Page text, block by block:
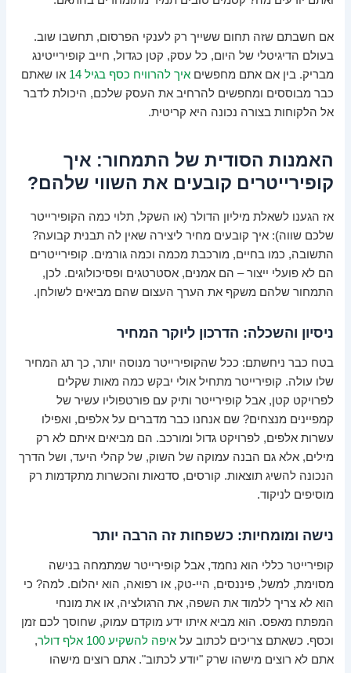
אם חשבתם שזה תחום ששייך רק לענקי הפרסום, תחשבו שוב.
בעולם הדיגיטלי של היום, כל עסק, קטן כגדול, חייב קופירייטינג
מבריק. בין אם אתם מחפשיםאיך להרוויח כסף בגיל 14
או שאתם
כבר מבוססים ומחפשים להרחיב את העסק שלכם, היכולת לדבר
אל הלקוחות בצורה נכונה היא קריטית.
האמנות הסודית של התמחור: איך
קופירייטרים קובעים את השווי שלהם?
אז הגענו לשאלת מיליון הדולר (או השקל, תלוי כמה הקופירייטר
שלכם שווה): איך קובעים מחיר ליצירה שאין לה תבנית קבועה?
התשובה, כמו בחיים, מורכבת מכמה וכמה גורמים. קופירייטרים
הם לא פועלי ייצור – הם אמנים, אסטרטגים ופסיכולוגים. לכן,
התמחור שלהם משקף את הערך העצום שהם מביאים לשולחן.
ניסיון והשכלה: הדרכון ליוקר המחיר
בטח כבר ניחשתם: ככל שהקופירייטר מנוסה יותר, כך תג המחיר
שלו עולה. קופירייטר מתחיל אולי יבקש כמה מאות שקלים
לפרויקט קטן, אבל קופירייטר ותיק עם פורטפוליו עשיר של
קמפיינים מנצחים? שם אנחנו כבר מדברים על אלפים, ואפילו
עשרות אלפים, לפרויקט גדול ומורכב. הם מביאים איתם לא רק
מילים, אלא גם הבנה עמוקה של השוק, של קהלי היעד, ושל הדרך
הנכונה להשיג תוצאות. קורסים, סדנאות והכשרות מתקדמות רק
מוסיפים לניקוד.
נישה ומומחיות: כשפחות זה הרבה יותר
קופירייטר כללי הוא נחמד, אבל קופירייטר שמתמחה בנישה
מסוימת, למשל, פיננסים, היי-טק, או רפואה, הוא יהלום. למה? כי
הוא לא צריך ללמוד את השפה, את הרגולציה, או את מונחי
המפתח מאפס. הוא מביא איתו ידע מוקדם עמוק, שחוסך לכם זמן
וכסף. כשאתם צריכים לכתוב עלאיפה להשקיע 100 אלף דולר
,
אתם לא רוצים מישהו שרק "יודע לכתוב". אתם רוצים מישהו